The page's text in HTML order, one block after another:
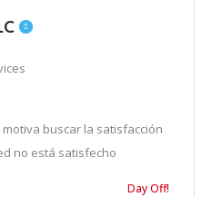
motiva buscar la satisfacción
no está satisfecho
Day Off!